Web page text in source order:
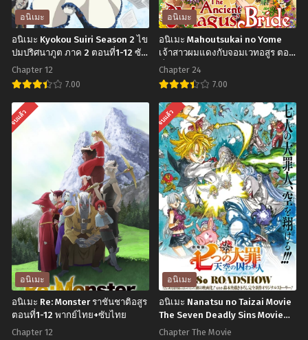
อนิเมะ
อนิเมะ Kyokou Suiri Season 2 ไข
ปมปริศนาภูต ภาค 2 ตอนที่1-12 ซับ
ไทย
Chapter 12
7.00
อ
นิ
Season
2
ไข
ปม
ปริศนา
ภูต
ภาค
2
อนิเมะ
อนิเมะ Mahoutsukai no Yome
เจ้าสาวผมแดงกับจอมเวทอสูร ตอน
ที่1-24 ซับไทย
Chapter 24
7.00
อ
นิ
เมะ
Mahoutsukai
no
Yome
เจ้า
สาว
ผม
แดง
กับ
จอม
เวท
จบแล้ว
อนิเมะ
อนิเมะ Re: Monster ราชันชาติอสูร
ตอนที่1-12 พากย์ไทย+ซับไทย
Chapter 12
จบแล้ว
อนิเมะ
อนิเมะ Nanatsu no Taizai Movie
The Seven Deadly Sins Movie
Prisoners of the Sky ศึกตํานาน 7
Chapter The Movie